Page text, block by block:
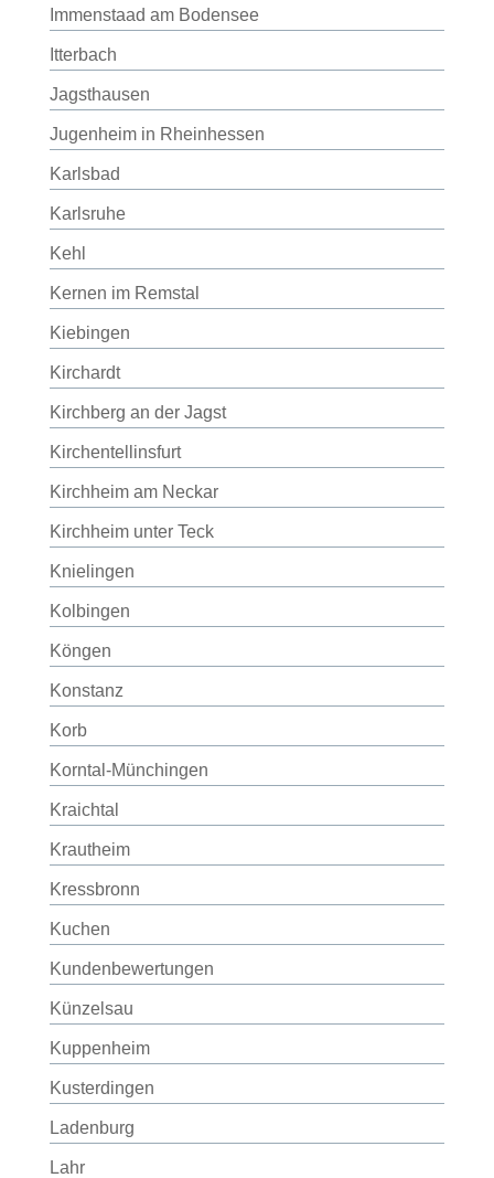
Immenstaad am Bodensee
Itterbach
Jagsthausen
Jugenheim in Rheinhessen
Karlsbad
Karlsruhe
Kehl
Kernen im Remstal
Kiebingen
Kirchardt
Kirchberg an der Jagst
Kirchentellinsfurt
Kirchheim am Neckar
Kirchheim unter Teck
Knielingen
Kolbingen
Köngen
Konstanz
Korb
Korntal-Münchingen
Kraichtal
Krautheim
Kressbronn
Kuchen
Kundenbewertungen
Künzelsau
Kuppenheim
Kusterdingen
Ladenburg
Lahr